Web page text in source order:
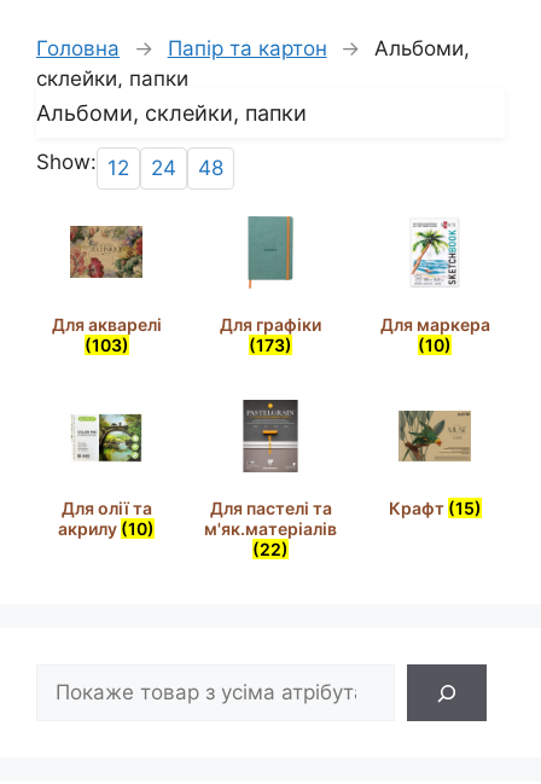
Головна → Папір та картон →
Альбоми,
склейки, папки
Альбоми, склейки, папки
Show: 12 24 48
Для акварелі
(103)
Для графіки
(173)
Для маркера
(10)
Для олії та
акрилу (10)
Для пастелі та
м'як.матеріалів
(22)
Крафт (15)
Пошук